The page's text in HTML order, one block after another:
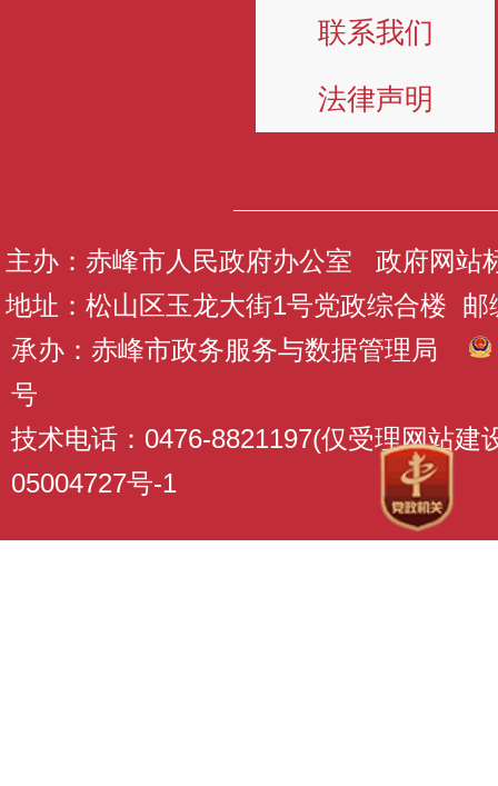
联系我们
法律声明
主办：赤峰市人民政府办公室 政府网站
地址：松山区玉龙大街1号党政综合楼 邮
承办：赤峰市政务服务与数据管理局
号
技术电话：0476-8821197(仅受理网站建
05004727号-1